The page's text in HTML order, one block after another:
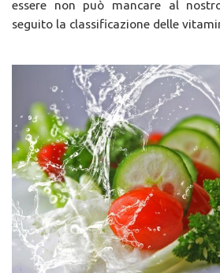
essere non può mancare al
seguito la classificazione delle